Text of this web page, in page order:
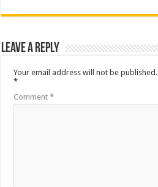
Leave a Reply
Your email address will not be published.
*
Comment*